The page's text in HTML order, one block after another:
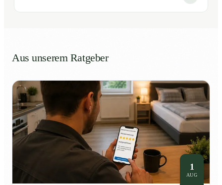
Aus unserem Ratgeber
1
AUG